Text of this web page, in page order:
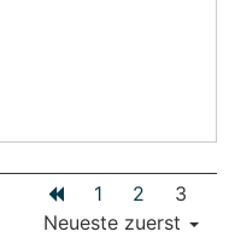
1 2
3
Neueste zuerst